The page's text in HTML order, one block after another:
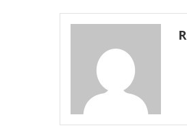
entradas